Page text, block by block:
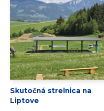
Skutočná strelnica na
Liptove